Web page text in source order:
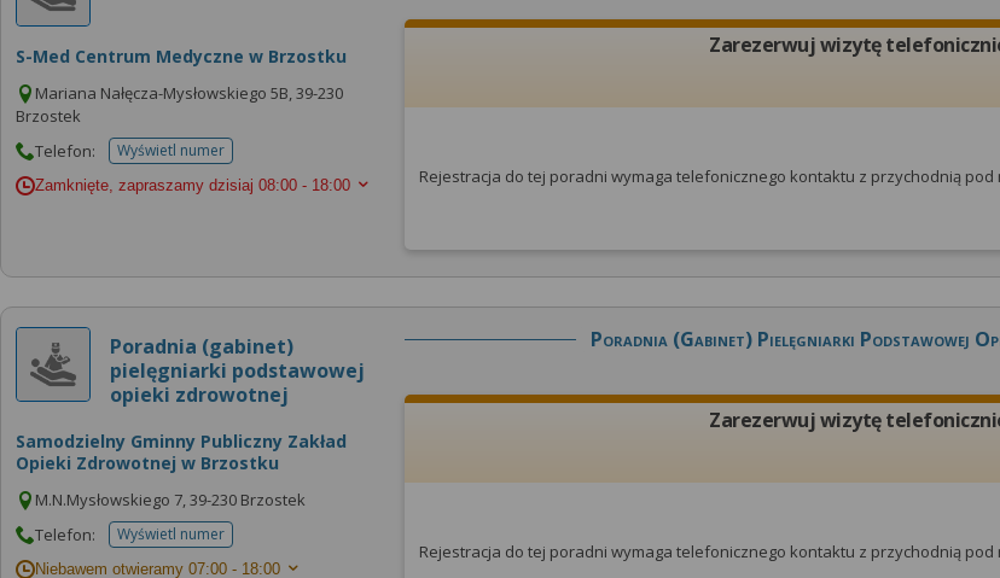
S-Med Centrum Medyczne w Brzostku
Mariana Nałęcza-Mysłowskiego 5B, 39-230
Brzostek
Telefon:
Wyświetl numertelefonu do placowki
Zamknięte, zapraszamy dzisiaj 08:00 - 18:00
Zarezerwuj wizytę
Rejestracja do tej poradni wymaga telefonicznego kontaktu z przychodnią pod
Poradnia (gabinet)
pielęgniarki podstawowej
opieki zdrowotnej
Samodzielny Gminny Publiczny Zakład
Opieki Zdrowotnej w Brzostku
M.N.Mysłowskiego 7, 39-230 Brzostek
Telefon:
Wyświetl numertelefonu do placowki
Niebawem otwieramy 07:00 - 18:00
Poradnia (gabinet) Pielęgniarki Podstawowej
Zarezerwuj wizytę
Rejestracja do tej poradni wymaga telefonicznego kontaktu z przychodnią